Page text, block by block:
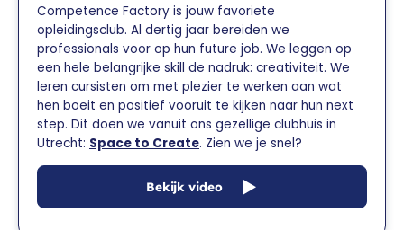
Competence Factory is jouw favoriete
opleidingsclub. Al dertig jaar bereiden we
professionals voor op hun future job. We leggen op
een hele belangrijke skill de nadruk: creativiteit. We
leren cursisten om met plezier te werken aan wat
hen boeit en positief vooruit te kijken naar hun next
step. Dit doen we vanuit ons gezellige clubhuis in
Utrecht: Space to Create. Zien we je snel?
Bekijk video